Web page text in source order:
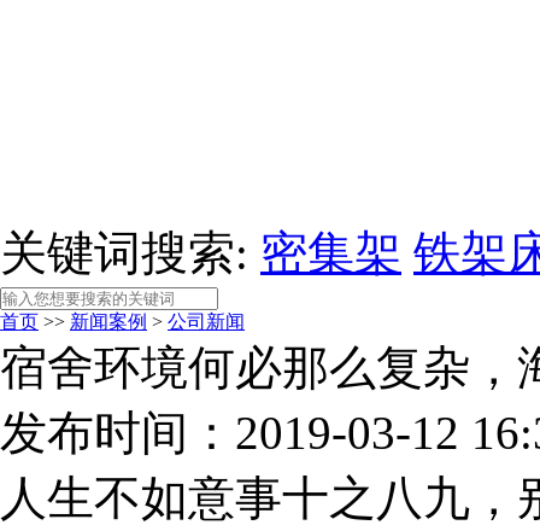
关键词搜索: 密集架 铁架
首页 >> 新闻案例 > 公司新闻
宿舍环境何必那么复杂，
发布时间：2019-03-12
人生不如意事十之八九